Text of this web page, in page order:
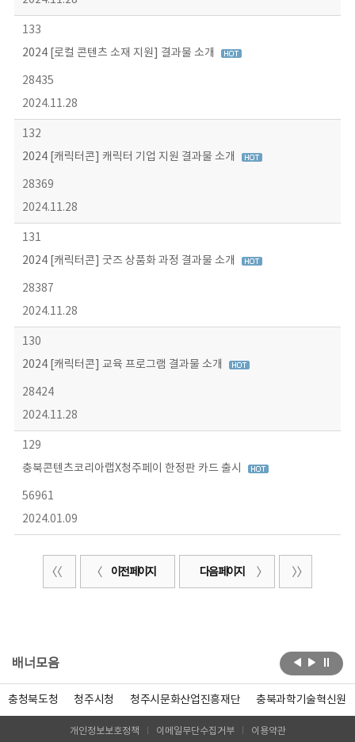
133
2024 [로컬 콘텐츠 소재 지원] 결과물 소개
28435
2024.11.28
132
2024 [캐릭터콘] 캐릭터 기업 지원 결과물 소개
28369
2024.11.28
131
2024 [캐릭터콘] 굿즈 상품화 과정 결과물 소개
28387
2024.11.28
130
2024 [캐릭터콘] 교육 프로그램 결과물 소개
28424
2024.11.28
129
충북콘텐츠코리아랩X청주페이 한정판 카드 출시
56961
2024.01.09
이전 페이지 다음 페이지
배너모음
충청북도청 청주시청 청주시문화산업진흥재단 충북과학기술혁신원
개인정보보호정책 이메일무단수집거부 이용약관